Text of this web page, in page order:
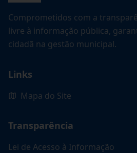
Comprometidos com a
livre à informação pública,
cidadã na gestão municipal.
Links
Mapa do Site
Transparência
Lei de Acesso à Informação